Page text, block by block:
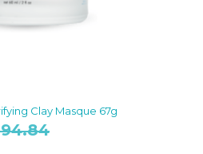
Clay Masque 67g